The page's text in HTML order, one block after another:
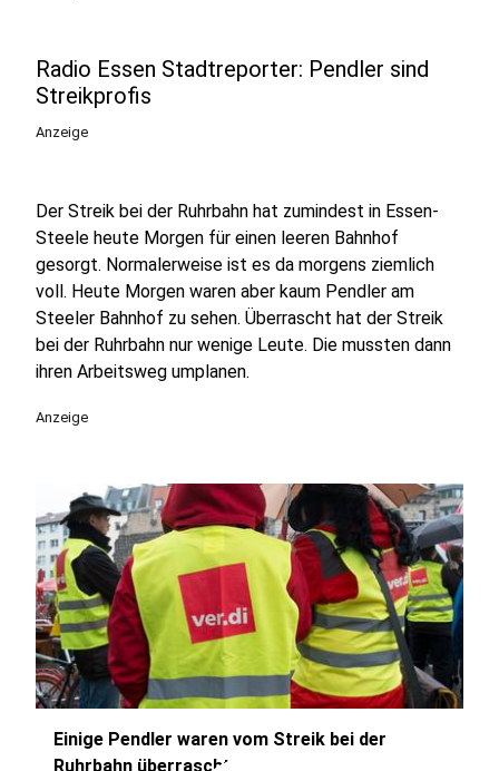
Radio Essen Stadtreporter: Pendler sind
Streikprofis
Anzeige
Der Streik bei der Ruhrbahn hat zumindest in Essen-
Steele heute Morgen für einen leeren Bahnhof
gesorgt. Normalerweise ist es da morgens ziemlich
voll. Heute Morgen waren aber kaum Pendler am
Steeler Bahnhof zu sehen. Überrascht hat der Streik
bei der Ruhrbahn nur wenige Leute. Die mussten dann
ihren Arbeitsweg umplanen.
Anzeige
Einige Pendler waren vom Streik bei der
Ruhrbahn überrascht